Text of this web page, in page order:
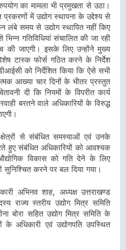
का मामला भी प्रमुखता से उठा।
में उद्योग स्थापना के उद्देश्य से
लंबे समय से उद्योग स्थापित नहीं किए
गतिविधियां संचालित की जा रही
की जाएगी। इसके लिए उन्होंने मुख्य
टास्क फोर्स गठित करने के निर्देश
को निर्देशित किया कि ऐसे सभी
आख्या चार दिनों के भीतर प्रस्तुत
दी कि नियमों के विपरीत कार्य
बरतने वाले अधिकारियों के विरुद्ध
क्षेत्रों से संबंधित समस्याओं एवं उनके
हुए संबंधित अधिकारियों को आवश्यक
विकास को गति देने के लिए
सुनिश्चित करने पर बल दिया गया।
अभिनव शाह, अध्यक्ष उत्तराखण्ड
राज्य स्तरीय उद्योग मित्र समिति
बोरा सहित उद्योग मित्र समिति के
के अधिकारी एवं उद्योगपति उपस्थित